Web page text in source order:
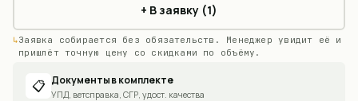
+ В заявку (1)
Заявка собирается без обязательств. Менеджер увидит её и
пришлёт точную цену со скидками по объёму.
📋 Документы в комплекте
УПД, ветсправка, СГР, удост. качества